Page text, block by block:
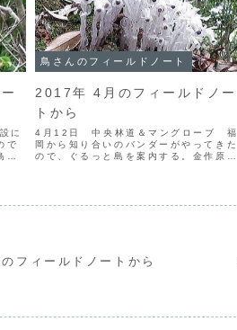
に
で
鳥さんのフィールドノート
2017年 4月のフィールドノー
トから
4月12日 中央林道＆マングローブ 福
岡から知り合いのバンダーがやってきた
ので、ぐるっと島を案内する。金作原で
フィールドノートから